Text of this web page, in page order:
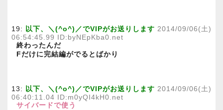
19: 以下、＼(^o^)／でVIPがお送りします 2014/09/06(土)
06:54:45.99 ID:byNEpKba0.net
終わったんだ
Fだけに完結編がでるとばかり
13: 以下、＼(^o^)／でVIPがお送りします 2014/09/06(土)
06:40:11.04 ID:m0yQI4kH0.net
サイバードで使う